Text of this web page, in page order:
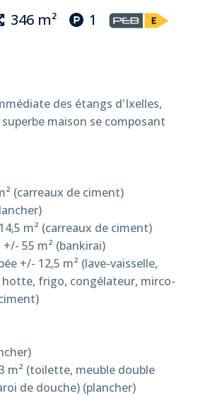
346 m² 1
des étangs d'Ixelles,
maison se composant
(carreaux de ciment)
m² (carreaux de ciment)
55 m² (bankirai)
+/- 12,5 m² (lave-vaisselle,
frigo, congélateur, mirco-
m² (toilette, meuble double
de douche) (plancher)